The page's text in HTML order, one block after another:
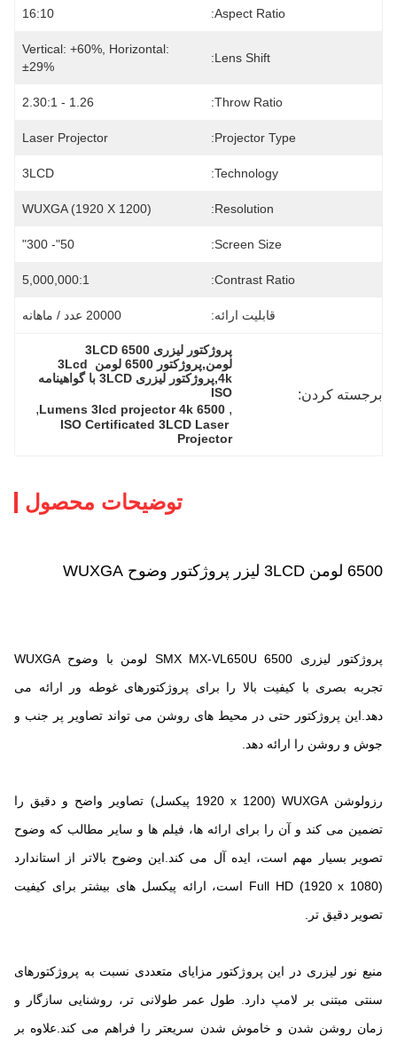
Aspect Ratio:
16:10
Lens Shift:
Vertical: +60%, Horizontal:
±29%
Throw Ratio:
1.26 - 2.30:1
Projector Type:
Laser Projector
Technology:
3LCD
Resolution:
WUXGA (1920 X 1200)
Screen Size:
50"- 300"
Contrast Ratio:
5,000,000:1
قابلیت ارائه: 20000 عدد / ماهانه
برجسته کردن:
لومن,پروژکتور 6500 لومن 3Lcd
ISO
,
6500 Lumens 3lcd projector 4k
,
ISO Certificated 3LCD Laser
Projector
توضیحات محصول
6500 لومن 3LCD ليزر پروژکتور وضوح WUXGA
پروژکتور لیزری SMX MX-VL650U 6500 لومن با وضوح WUXGA
تجربه بصری با کیفیت بالا را برای پروژکتورهای غوطه ور ارائه می
دهد.این پروژکتور حتی در محیط های روشن می تواند تصاویر پر جنب و
جوش و روشن را ارائه دهد.
رزولوشن WUXGA (1920 x 1200 پیکسل) تصاویر واضح و دقیق را
تضمین می کند و آن را برای ارائه ها، فیلم ها و سایر مطالب که وضوح
تصویر بسیار مهم است، ایده آل می کند.این وضوح بالاتر از استاندارد
Full HD (1920 x 1080) است، ارائه پیکسل های بیشتر برای کیفیت
تصویر دقیق تر.
منبع نور لیزری در این پروژکتور مزایای متعددی نسبت به پروژکتورهای
سنتی مبتنی بر لامپ دارد. طول عمر طولانی تر، روشنایی سازگار و
زمان روشن شدن و خاموش شدن سریعتر را فراهم می کند.علاوه بر